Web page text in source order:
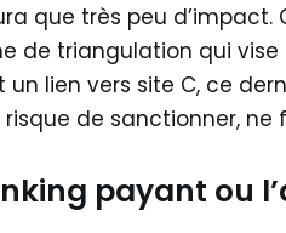
que très peu
de triangulation qui
lien vers site C, ce
de sanctionner, ne
payant ou